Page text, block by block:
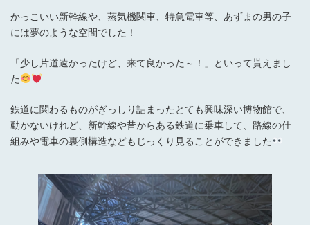
かっこいい新幹線や、蒸気機関車、特急電車等、あずまの男の子
には夢のような空間でした！
「少し片道遠かったけど、来て良かった～！」といって貰えまし
た
鉄道に関わるものがぎっしり詰まったとても興味深い博物館で、
動かないけれど、新幹線や昔からある鉄道に乗車して、路線の仕
組みや電車の裏側構造などもじっくり見ることができました